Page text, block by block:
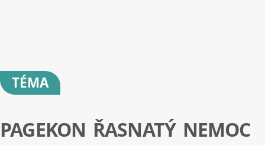
TÉMA
PAGEKON ŘASNATÝ NEMOC